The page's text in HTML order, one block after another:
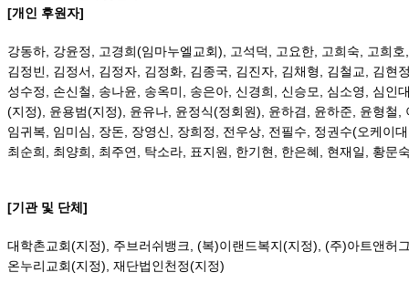
[개인 후원자]
강동하 강윤정 고경희(임마누엘교회), 고석덕 고요한 고희숙 고희호
김정빈
김정서 김정자 김정화 김종국 김진자 김채형 김철교
김현
성수정
손신철 송나윤 송옥미 송은아 신경희 신승모 심소영
심인
(지정), 윤용범(지정), 윤유나 윤정식(정회원), 윤하겸 윤하준 윤형철
임귀복
임미심 장돈 장영신 장희정 전우상 전필수 정권수(오케이
최순희
최양희 최주연 탁소라 표지원 한기현 한은혜 현재일 황문
[기관 및 단체]
대학촌교회(지정), 주브러쉬뱅크, (복)이랜드복지(지정), (주)아트앤허
온누리교회(지정), 재단법인천정(지정)